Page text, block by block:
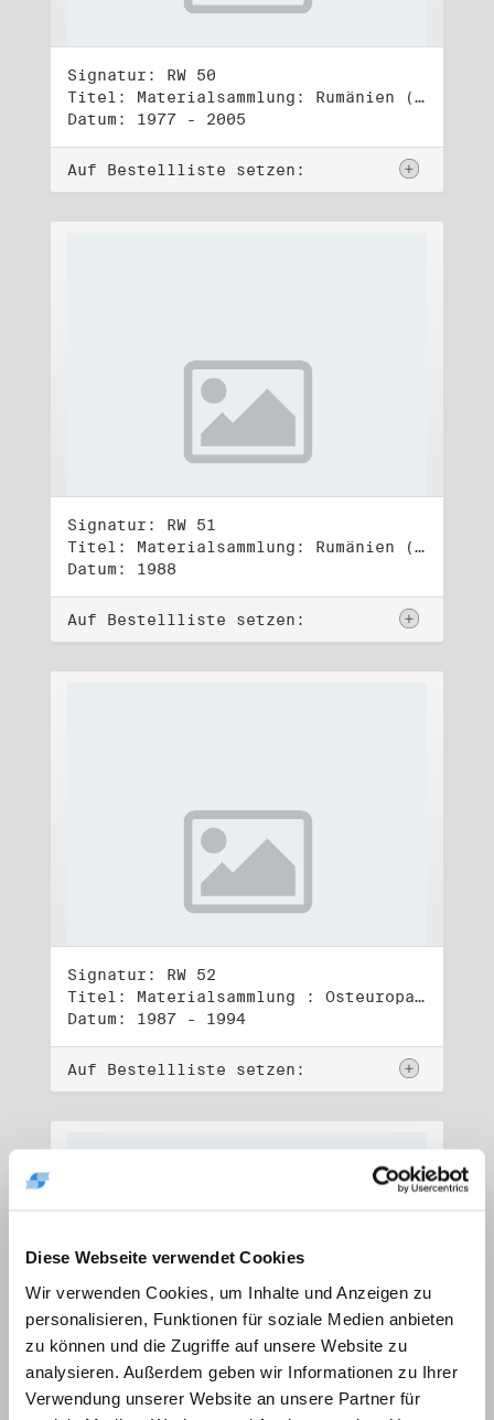
Diese Webseite verwendet Cookies
Wir verwenden Cookies, um Inhalte und Anzeigen zu
personalisieren, Funktionen für soziale Medien anbieten
zu können und die Zugriffe auf unsere Website zu
analysieren. Außerdem geben wir Informationen zu Ihrer
Verwendung unserer Website an unsere Partner für
Signatur: RW 50
Titel: Materialsammlung: Rumänien (1)
Datum: 1977 - 2005
Auf Bestellliste setzen:
Signatur: RW 51
Titel: Materialsammlung: Rumänien (2)
Datum: 1988
Auf Bestellliste setzen:
Signatur: RW 52
Titel: Materialsammlung : Osteuropa (1)
Datum: 1987 - 1994
Auf Bestellliste setzen: